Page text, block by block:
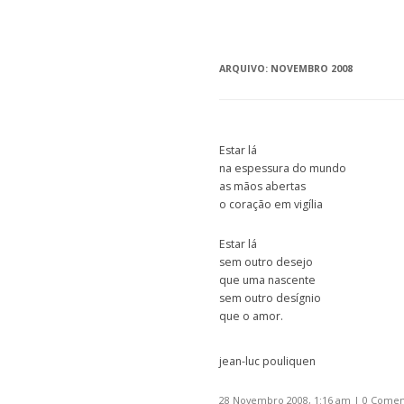
ARQUIVO: NOVEMBRO 2008
Estar lá
na espessura do mundo
as mãos abertas
o coração em vigília
Estar lá
sem outro desejo
que uma nascente
sem outro desígnio
que o amor.
jean-luc pouliquen
28 Novembro 2008, 1:16 am | 0